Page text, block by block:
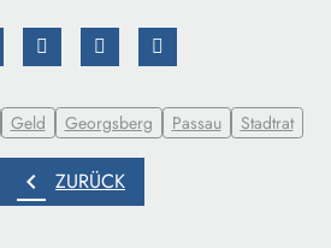
Geld Georgsberg Passau Stadtrat
chevron_left ZURÜCK